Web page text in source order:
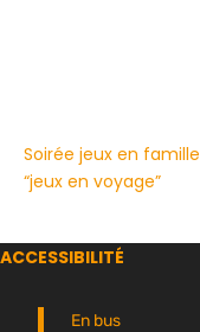
Soirée jeux en famille
“jeux en voyage”
ACCESSIBILITÉ
En bus